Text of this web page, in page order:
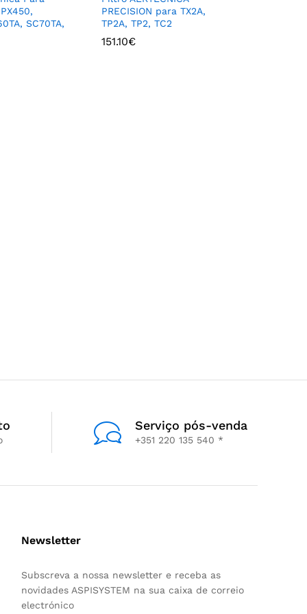
SC70TA,
PRECISION para TX2A,
TP2A, TP2, TC2
151.10€
Serviço pós-venda
+351 220 135 540 *
Newsletter
Subscreva a nossa newsletter e receba as
novidades ASPISYSTEM na sua caixa de correio
electrónico